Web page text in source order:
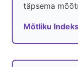
täpsema
Mõtliku